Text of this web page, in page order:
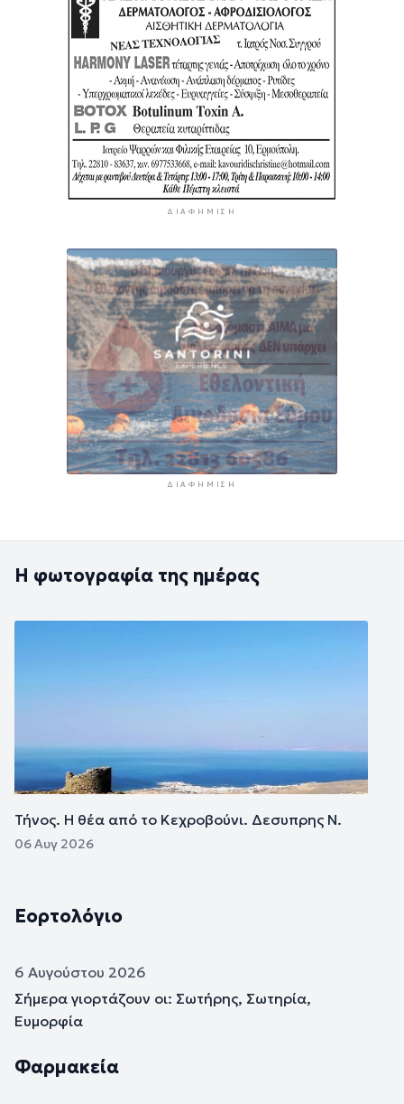
ΔΙΑΦΉΜΙΣΗ
ΔΙΑΦΉΜΙΣΗ
Η φωτογραφία της ημέρας
Τήνος. Η θέα από το Κεχροβούνι. Δεσυπρης Ν.
06 Αυγ 2026
Εορτολόγιο
6 Αυγούστου 2026
Σήμερα γιορτάζουν οι: Σωτήρης, Σωτηρία,
Ευμορφία
Φαρμακεία